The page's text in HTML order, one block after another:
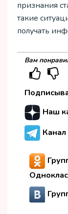
признания
такие
получать
Вам
Наш